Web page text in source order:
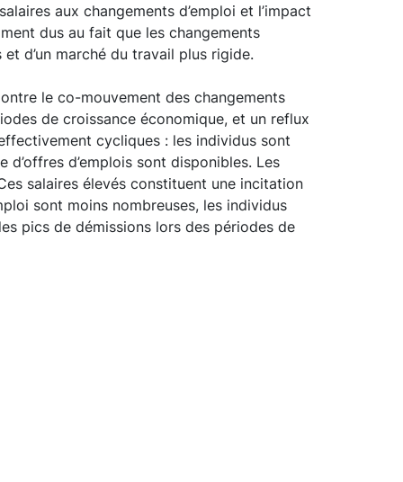
aux changements d’emploi et l’impact
dus au fait que les changements
d’un marché du travail plus rigide.
le co-mouvement des changements
de croissance économique, et un reflux
cycliques : les individus sont
d’emplois sont disponibles. Les
salaires élevés constituent une incitation
sont moins nombreuses, les individus
pics de démissions lors des périodes de